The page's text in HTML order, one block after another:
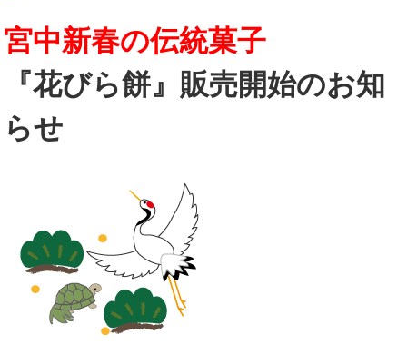
宮中新春の伝統菓子
『花びら餅』販売開始のお知
らせ